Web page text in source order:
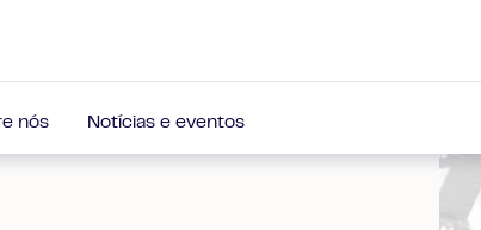
nós Notícias e eventos